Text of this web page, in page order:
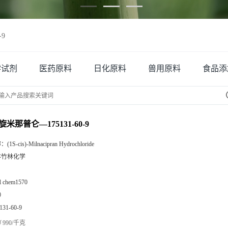
9
剂 医药原料 日化原料 兽用原料 食品添
米那普仑—175131-60-9
(1S-cis)-Milnacipran Hydrochloride
林化学
chem1570
60-9
990/千克